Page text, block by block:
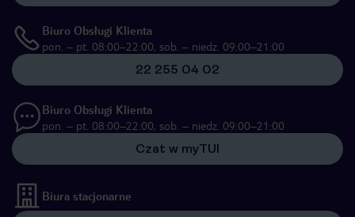
Biuro Obsługi Klienta
pon. – pt. 08:00–22:00, sob. – niedz. 09:00–21:00
22 255 04 02
Biuro Obsługi Klienta
pon. – pt. 08:00–22:00, sob. – niedz. 09:00–21:00
Czat w myTUI
Biura stacjonarne